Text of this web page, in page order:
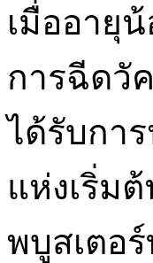
เมื่ออายุ
การฉีดวั
ได้รับกา
แห่งเริ่ม
พบูสเตอ